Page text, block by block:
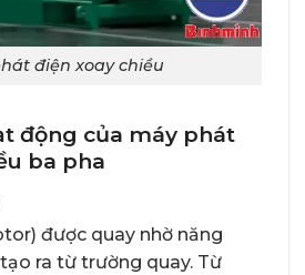
điện xoay chiều
động của máy phát
ba pha
được quay nhờ năng
ra từ trường quay. Từ